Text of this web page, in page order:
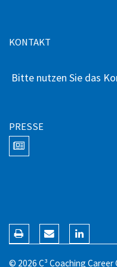
KONTAKT
Bitte nutzen Sie das
PRESSE
© 2026 C³ Coaching Career